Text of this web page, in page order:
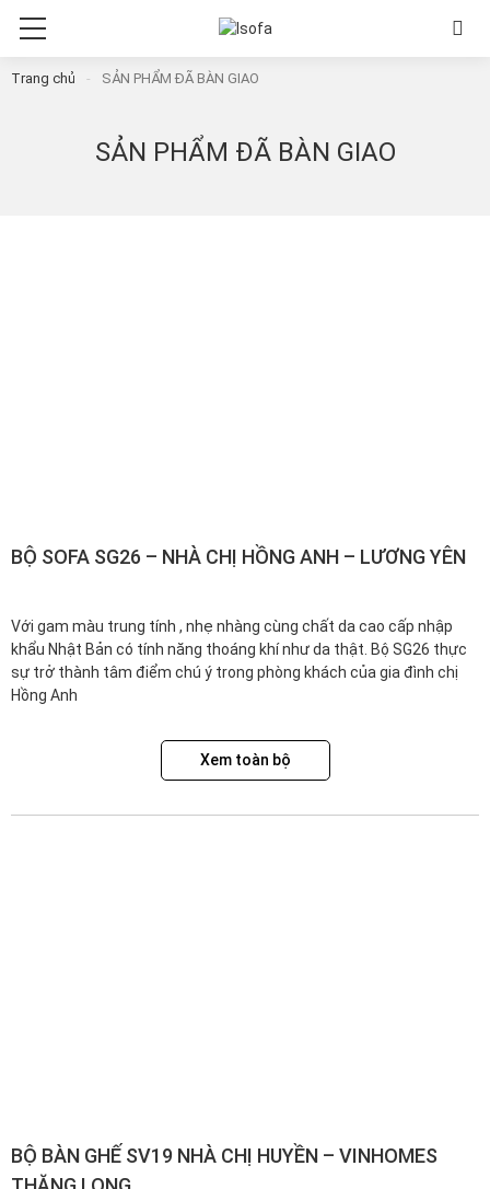
Trang chủ - SẢN PHẨM ĐÃ BÀN GIAO
SẢN PHẨM ĐÃ BÀN GIAO
BỘ SOFA SG26 – NHÀ CHỊ HỒNG ANH – LƯƠNG YÊN
Với gam màu trung tính , nhẹ nhàng cùng chất da cao cấp nhập
khẩu Nhật Bản có tính năng thoáng khí như da thật. Bộ SG26 thực
sự trở thành tâm điểm chú ý trong phòng khách của gia đình chị
Hồng Anh
Xem toàn bộ
BỘ BÀN GHẾ SV19 NHÀ CHỊ HUYỀN – VINHOMES